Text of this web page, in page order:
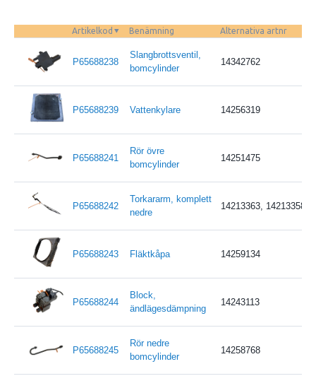
Artikelkod Benämning Alternativa artnr
P65688238
Slangbrottsventil,
bomcylinder
14342762
P65688239 Vattenkylare 14256319
P65688241
Rör övre
bomcylinder
14251475
P65688242
Torkararm, komplett
nedre
14213363, 14213358
P65688243 Fläktkåpa 14259134
P65688244
Block,
ändlägesdämpning
14243113
P65688245
Rör nedre
bomcylinder
14258768